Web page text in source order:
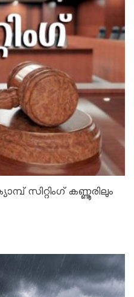
സിറ്റിംഗ് കണ്ണൂരിലും